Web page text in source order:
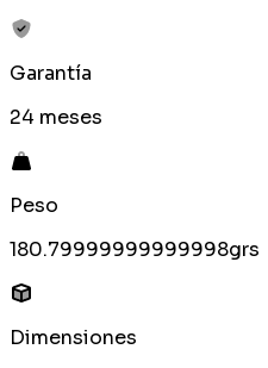
Garantía
24 meses
Peso
180.79999999999998grs
Dimensiones